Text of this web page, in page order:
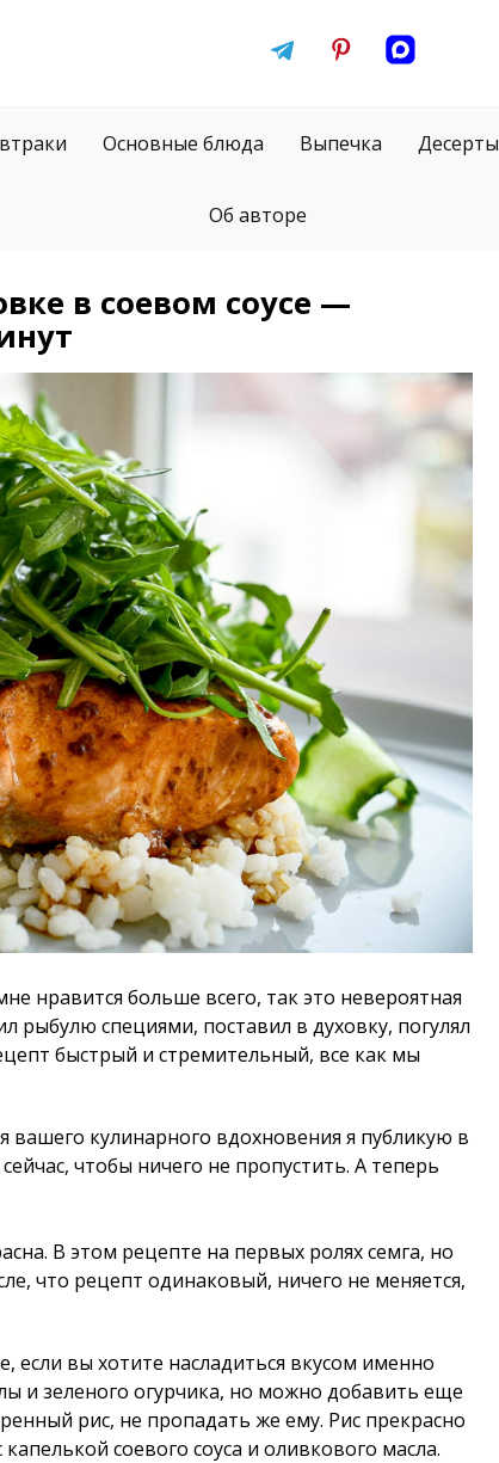
Основные блюда Выпечка Десерты
Об авторе
в соевом соусе —
нравится больше всего, так это невероятная
рыбулю специями, поставил в духовку, погулял
быстрый и стремительный, все как мы
кулинарного вдохновения я публикую в
чтобы ничего не пропустить. А теперь
В этом рецепте на первых ролях семга, но
что рецепт одинаковый, ничего не меняется,
если вы хотите насладиться вкусом именно
и зеленого огурчика, но можно добавить еще
рис, не пропадать же ему. Рис прекрасно
соевого соуса и оливкового масла.